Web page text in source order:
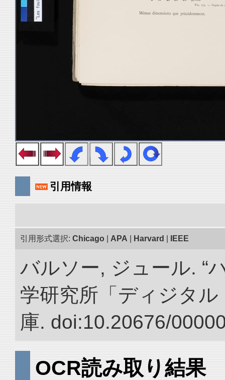
引用情報
引用形式選択: Chicago APA Harvard IEEE
バルソー, ジュール. “
学研究所「ディジタ
庫. doi:10.20676/
OCR読み取り結果